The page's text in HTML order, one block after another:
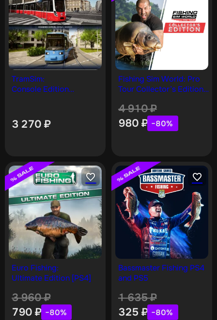
TramSim:
Console Edition
3 270 ₽
Fishing Sim World: Pro
Tour Collector’s Edition
4 910₽
980 ₽ −80%
Euro Fishing:
Ultimate Edition [PS4]
3 960₽
790 ₽ −80%
Bassmaster Fishing PS4
and PS5
1 635₽
325 ₽ −80%